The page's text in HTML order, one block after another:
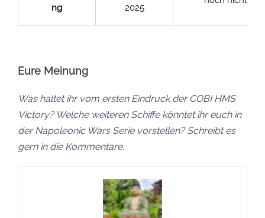
ng
2025
Eure Meinung
Was haltet ihr vom ersten Eindruck der COBI HMS
Victory? Welche weiteren Schiffe könntet ihr euch in
der Napoleonic Wars Serie vorstellen? Schreibt es
gern in die Kommentare.